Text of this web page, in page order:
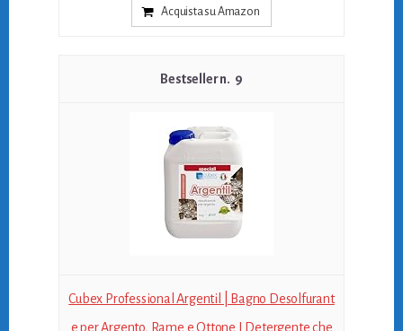
Acquista su Amazon
9
Cubex Professional Argentil | Bagno Desolfurant
e per Argento, Rame e Ottone I Detergente che